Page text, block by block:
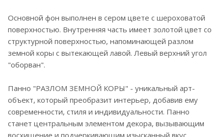
Основной фон выполнен в сером цвете с шероховатой
поверхностью. Внутренняя часть имеет золотой цвет со
структурной поверхностью, напоминающей разлом
земной коры с вытекающей лавой. Левый верхний угол
"оборван".
Панно "РАЗЛОМ ЗЕМНОЙ КОРЫ" - уникальный арт-
объект, который преобразит интерьер, добавив ему
современности, стиля и индивидуальности. Панно
станет центральным элементом декора, вызывающим